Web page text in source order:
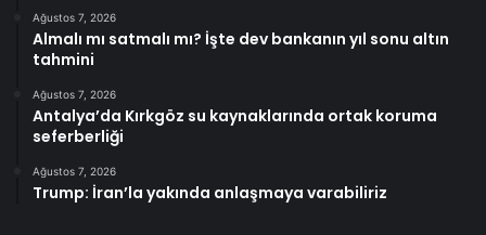
Ağustos 7, 2026
Almalı mı satmalı mı? İşte dev bankanın yıl sonu altın
tahmini
Ağustos 7, 2026
Antalya’da Kırkgöz su kaynaklarında ortak koruma
seferberliği
Ağustos 7, 2026
Trump: İran’la yakında anlaşmaya varabiliriz